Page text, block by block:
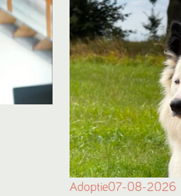
Adoptie07-08-2026